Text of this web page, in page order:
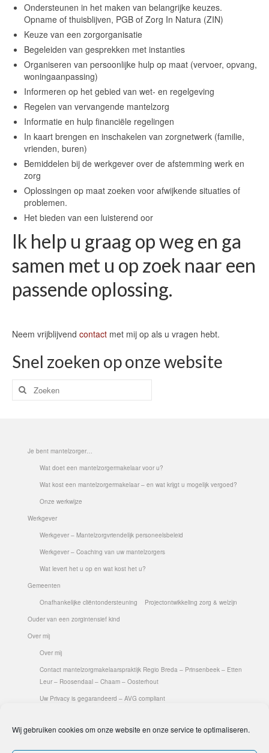
Wij gebruiken cookies om onze website en onze service te optimaliseren.
Book an Appointment
Ondersteunen in het maken van belangrijke keuzes.
Opname of thuisblijven, PGB of Zorg In Natura (ZIN)
Keuze van een zorgorganisatie
Begeleiden van gesprekken met instanties
Organiseren van persoonlijke hulp op maat (vervoer, opvang,
woningaanpassing)
Informeren op het gebied van wet- en regelgeving
Regelen van vervangende mantelzorg
Informatie en hulp financiële regelingen
In kaart brengen en inschakelen van zorgnetwerk (familie,
vrienden, buren)
Bemiddelen bij de werkgever over de afstemming werk en
zorg
Oplossingen op maat zoeken voor afwijkende situaties of
problemen.
Het bieden van een luisterend oor
Ik help u graag op weg en ga
samen met u op zoek naar een
passende oplossing.
Neem vrijblijvend contact met mij op als u vragen hebt.
Snel zoeken op onze website
Zoeken
naar:
Je bent mantelzorger…
Wat doet een mantelzorgermakelaar voor u?
Wat kost een mantelzorgermakelaar – en wat krijgt u mogelijk vergoed?
Onze werkwijze
Werkgever
Werkgever – Mantelzorgvriendelijk personeelsbeleid
Werkgever – Coaching van uw mantelzorgers
Wat levert het u op en wat kost het u?
Gemeenten
Onafhankelijke cliëntondersteuning
Projectontwikkeling zorg & welzijn
Ouder van een zorgintensief kind
Over mij
Over mij
Contact mantelzorgmakelaarspraktijk Regio Breda – Prinsenbeek – Etten
Leur – Roosendaal – Chaam – Oosterhout
Uw Privacy is gegarandeerd – AVG compliant
Aanmelden Dag van de Mantelzorg 2019 (regio Prinsenbeek- Breda- Etten